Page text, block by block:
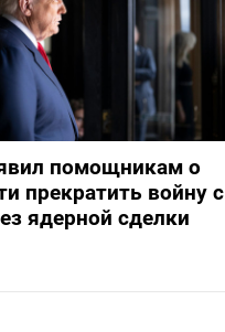
помощникам о
прекратить войну с
ядерной сделки